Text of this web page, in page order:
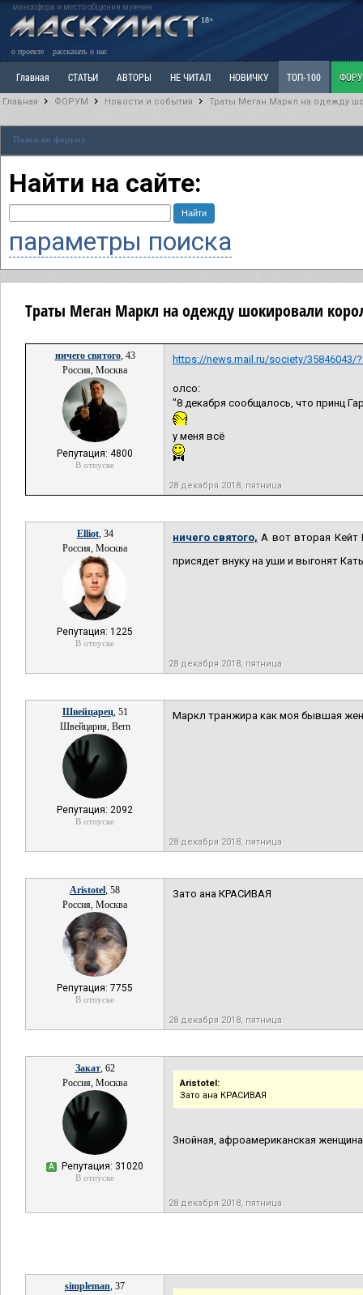
маносфера и место общения мужчин
18+
о проекте рассказать о нас
Главная СТАТЬИ АВТОРЫ НЕ ЧИТАЛ НОВИЧКУ ТОП-100
Ветка: Наболевшее. Выскажись!
РАЗДЕЛ: Разное
Главная ФОРУМ Новости и события Траты Меган Маркл на одежду
Поиск по форуму
Найти на сайте:
параметры поиска
Траты Меган Маркл на одежду шокировали
ничего святого, 43
Россия, Москва
Репутация: 4800
В отпуске
https://news.mail.ru/society/35846043/
олсо:
"8 декабря сообщалось, что принц
у меня всё
28 декабря 2018, пятница
Elliot, 34
Россия, Москва
Репутация: 1225
В отпуске
ничего святого, А вот вторая Кейт
присядет внуку на уши и выгонят
28 декабря 2018, пятница
Швейцарец, 51
Швейцария, Bern
Репутация: 2092
В отпуске
Маркл транжира как моя бывшая
28 декабря 2018, пятница
Aristotel, 58
Россия, Москва
Репутация: 7755
В отпуске
Зато ана КРАСИВАЯ
28 декабря 2018, пятница
Закат, 62
Россия, Москва
А Репутация: 31020
В отпуске
Aristotel:
Зато ана КРАСИВАЯ
Знойная, афроамериканская
28 декабря 2018, пятница
simpleman, 37